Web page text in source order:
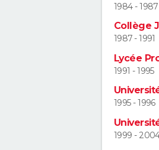
1984 - 1987
Collège
1987 - 1991
Lycée
1991 - 1995
1995 - 1996
1999 -